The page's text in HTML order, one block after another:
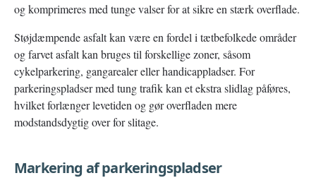
og komprimeres med tunge valser for at sikre en stærk overflade.
Støjdæmpende asfalt kan være en fordel i tætbefolkede områder
og farvet asfalt kan bruges til forskellige zoner, såsom
cykelparkering, gangarealer eller handicappladser. For
parkeringspladser med tung trafik kan et ekstra slidlag påføres,
hvilket forlænger levetiden og gør overfladen mere
modstandsdygtig over for slitage.
Markering af parkeringspladser